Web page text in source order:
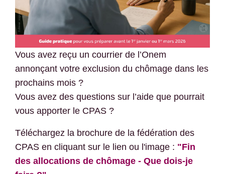
Vous avez reçu un courrier de l’Onem
annonçant votre exclusion du chômage dans les
prochains mois ?
Vous avez des questions sur l’aide que pourrait
vous apporter le CPAS ?
Téléchargez la brochure de la fédération des
CPAS en cliquant sur le lien ou l'image : "Fin
des allocations de chômage - Que dois-je